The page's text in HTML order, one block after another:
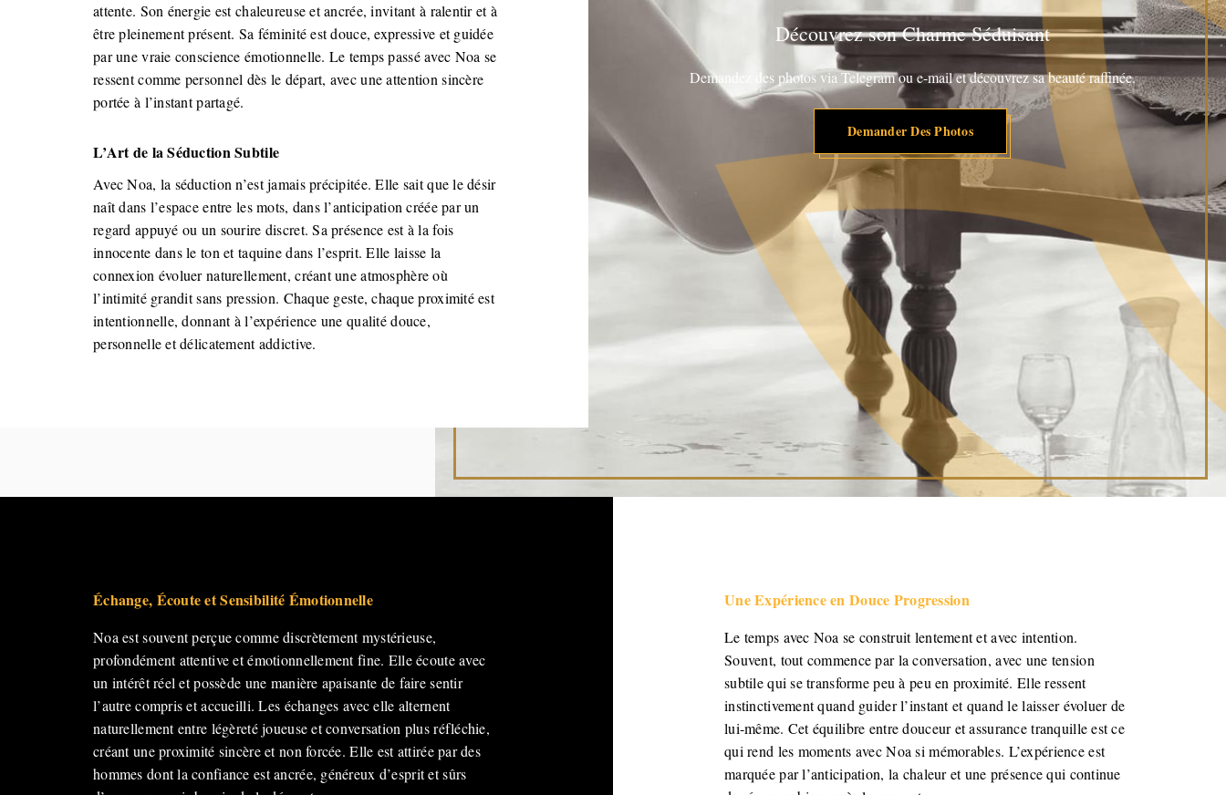
attente. Son énergie est chaleureuse et ancrée, invitant à ralentir et à
être pleinement présent. Sa féminité est douce, expressive et guidée
par une vraie conscience émotionnelle. Le temps passé avec Noa se
ressent comme personnel dès le départ, avec une attention sincère
portée à l’instant partagé.
L’Art de la Séduction Subtile
Avec Noa, la séduction n’est jamais précipitée. Elle sait que le désir
naît dans l’espace entre les mots, dans l’anticipation créée par un
regard appuyé ou un sourire discret. Sa présence est à la fois
innocente dans le ton et taquine dans l’esprit. Elle laisse la
connexion évoluer naturellement, créant une atmosphère où
l’intimité grandit sans pression. Chaque geste, chaque proximité est
intentionnelle, donnant à l’expérience une qualité douce,
personnelle et délicatement addictive.
Découvrez son Charme Séduisant
Demandez des photos via Telegram ou e-mail et découvrez sa beauté raffinée.
Demander Des Photos
Échange, Écoute et Sensibilité Émotionnelle
Noa est souvent perçue comme discrètement mystérieuse,
profondément attentive et émotionnellement fine. Elle écoute avec
un intérêt réel et possède une manière apaisante de faire sentir
l’autre compris et accueilli. Les échanges avec elle alternent
naturellement entre légèreté joueuse et conversation plus réfléchie,
créant une proximité sincère et non forcée. Elle est attirée par des
hommes dont la confiance est ancrée, généreux d’esprit et sûrs
Une Expérience en Douce Progression
Le temps avec Noa se construit lentement et avec intention.
Souvent, tout commence par la conversation, avec une tension
subtile qui se transforme peu à peu en proximité. Elle ressent
instinctivement quand guider l’instant et quand le laisser évoluer de
lui-même. Cet équilibre entre douceur et assurance tranquille est ce
qui rend les moments avec Noa si mémorables. L’expérience est
marquée par l’anticipation, la chaleur et une présence qui continue